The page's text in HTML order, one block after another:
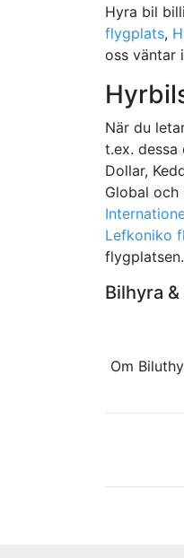
Hyra bil
flygplats,
oss väntar
När du
t.ex. dessa
Dollar,
Global
Lefkoniko
flygplatsen.
Bilhyra
Om